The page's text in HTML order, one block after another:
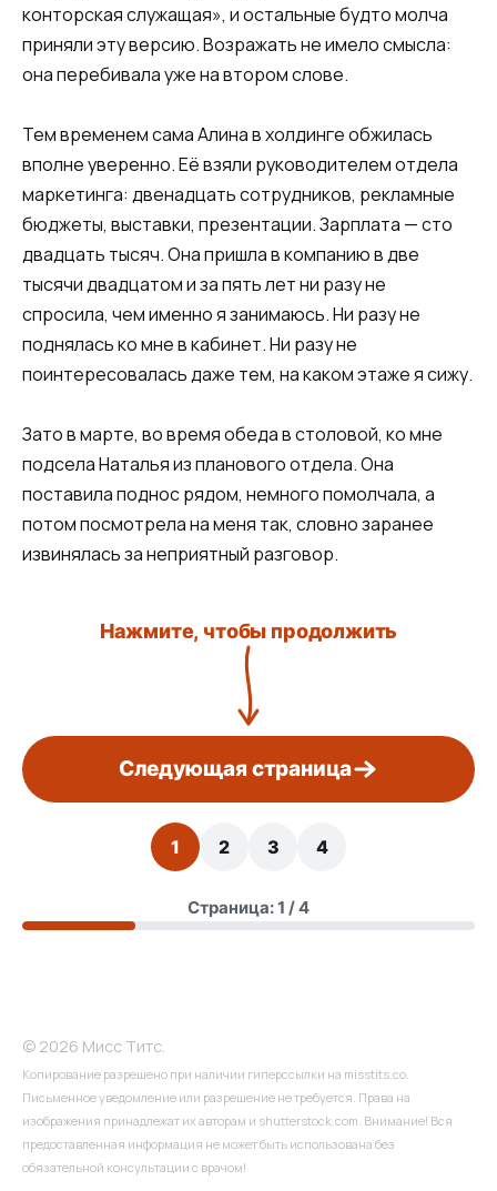
конторская служащая», и остальные будто молча
приняли эту версию. Возражать не имело смысла:
она перебивала уже на втором слове.
Тем временем сама Алина в холдинге обжилась
вполне уверенно. Её взяли руководителем отдела
маркетинга: двенадцать сотрудников, рекламные
бюджеты, выставки, презентации. Зарплата — сто
двадцать тысяч. Она пришла в компанию в две
тысячи двадцатом и за пять лет ни разу не
спросила, чем именно я занимаюсь. Ни разу не
поднялась ко мне в кабинет. Ни разу не
поинтересовалась даже тем, на каком этаже я сижу.
Зато в марте, во время обеда в столовой, ко мне
подсела Наталья из планового отдела. Она
поставила поднос рядом, немного помолчала, а
потом посмотрела на меня так, словно заранее
извинялась за неприятный разговор.
Нажмите, чтобы продолжить
Следующая страница
1 2 3 4
Страница: 1 / 4
© 2026 Мисс Титс.
Копирование разрешено при наличии гиперссылки на misstits.co.
Письменное уведомление или разрешение не требуется. Права на
изображения принадлежат их авторам и shutterstock.com. Внимание! Вся
предоставленная информация не может быть использована без
обязательной консультации с врачом!